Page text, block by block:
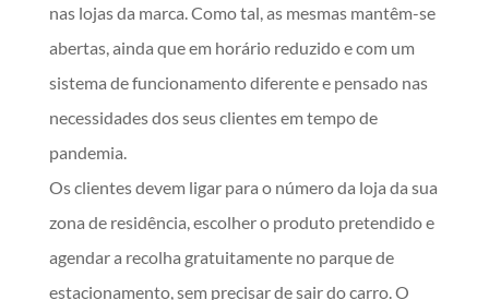
nas lojas da marca. Como tal, as mesmas mantêm-se
abertas, ainda que em horário reduzido e com um
sistema de funcionamento diferente e pensado nas
necessidades dos seus clientes em tempo de
pandemia.
Os clientes devem ligar para o número da loja da sua
zona de residência, escolher o produto pretendido e
agendar a recolha gratuitamente no parque de
estacionamento, sem precisar de sair do carro. O